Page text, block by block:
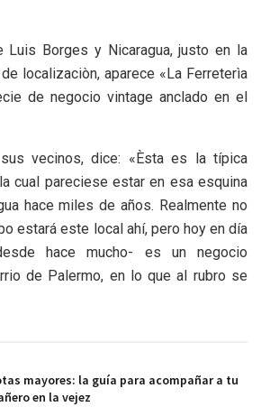
Luis Borges y Nicaragua, justo en la
localizaciòn, aparece «La Ferreterìa
de negocio vintage anclado en el
vecinos, dice: «Èsta es la típica
cual pareciese estar en esa esquina
hace miles de años. Realmente no
estará este local ahí, pero hoy en día
hace mucho- es un negocio
de Palermo, en lo que al rubro se
mayores: la guía para acompañar a tu
en la vejez